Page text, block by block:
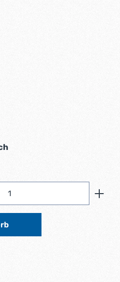
gewünschten Wert ein